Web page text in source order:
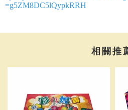
=g5ZM8DC5lQypkRRH